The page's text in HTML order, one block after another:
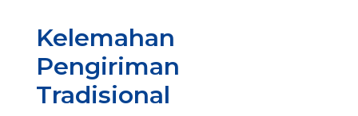
Kelemahan
Pengiriman
Tradisional